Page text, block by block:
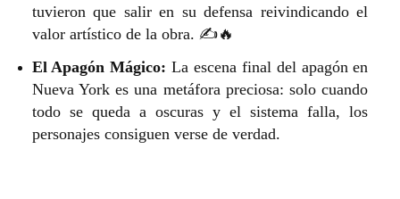
tuvieron que salir en su defensa reivindicando el
valor artístico de la obra. ✍️🔥
El Apagón Mágico: La escena final del apagón en
Nueva York es una metáfora preciosa: solo cuando
todo se queda a oscuras y el sistema falla, los
personajes consiguen verse de verdad.